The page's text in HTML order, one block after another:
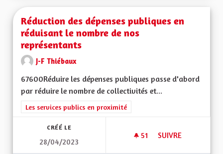
Réduction des dépenses publiques en
réduisant le nombre de nos
représentants
J-F Thiébaux
67600Réduire les dépenses publiques passe d'abord
par réduire le nombre de collectivités et...
Filtrer les résultats de la catégorie : Les services publics en
Les services publics en proximité
CRÉÉ LE
28/04/2023
51 51 ABONNÉS
SUIVRE